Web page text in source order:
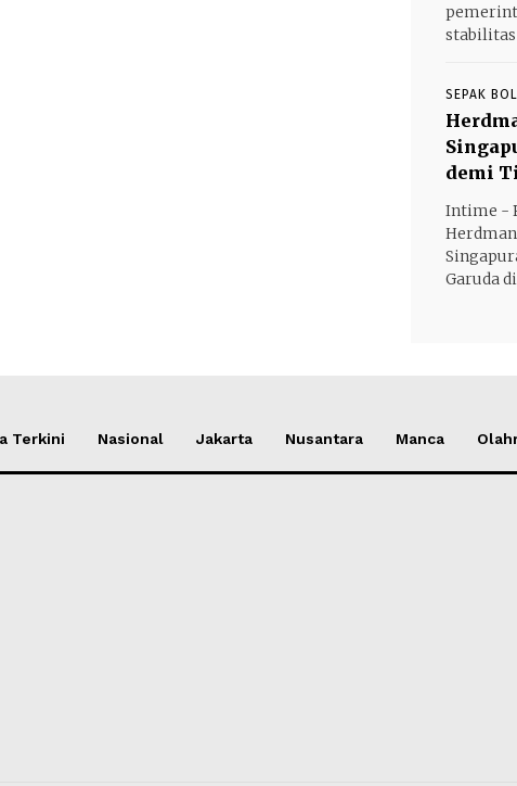
stabilitas
SEPAK
demi
Intime -
Garuda
Terkini Nasional Jakarta Nusantara Manca